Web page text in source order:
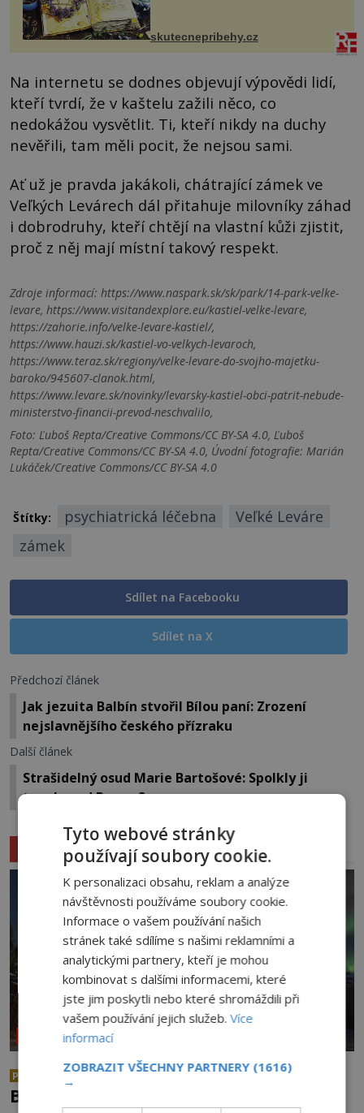
na chalupě se pro mě vlastní vinou
změnil v děsivý zážitek, na kt...
skutecnepribehy.cz
Na internetu se dodnes objevují výpovědi lidí,
kteří tvrdí, že v kaštelu zažili něco, co
nedokážou vysvětlit. Ti, kteří nikdy na duchy
nevěřili, tam měli pocit, že nejsou sami.
Ať už je pravda jakákoli, chátrající zámek ve
Veľkých Levárech dál přitahuje milovníky záhad
i dobrodruhy, kteří chtějí na vlastní kůži zjistit,
proč z něj mají místní takový respekt.
Zdroje informací: https://www.naspark.sk/sk/park/14-park-velke-
levare, https://www.visitandexplore.eu/kastiel-velke-levare,
https://zahorie.info/velke-levare-kastiel/,
https://www.hauzi.sk/kastiel-vo-velkych-levaroch,
https://www.teraz.sk/regiony/velke-levare-do-svojho-majetku-
baroko/945607-clanok.html,
https://www.levare.sk/novinky/levarsky-kastiel-obci-patrit-nebude-
ministerstvo-financii-prevod-neschvalilo,
Foto: Ľuboš Repta/Creative Commons/CC BY-SA 4.0, Ľuboš
Repta/Creative Commons/CC BY-SA 4.0, Úvodní fotografie: Marián
Lukáček/Creative Commons/CC BY-SA 4.0
Štítky: psychiatrická léčebna
Veľké Leváre
zámek
Sdílet na Facebooku
Sdílet na X
Předchozí článek
Jak jezuita Balbín stvořil Bílou paní: Zrození
nejslavnějšího českého přízraku
Další článek
Strašidelný osud Marie Bartošové: Spolkly ji
tunely pod Brnem?
Související články
NEOBJASNĚNÉ UDÁLOSTI
PREMIUM
Co se všechno semlelo poblíž
Bridgewateru? UFO na obloze, monstra
Tyto webové stránky
používají soubory cookie.
K personalizaci obsahu, reklam a analýze
návštěvnosti používáme soubory cookie.
Informace o vašem používání našich
stránek také sdílíme s našimi reklamními a
analytickými partnery, kteří je mohou
kombinovat s dalšími informacemi, které
jste jim poskytli nebo které shromáždili při
vašem používání jejich služeb.Více
informací
ZOBRAZIT VŠECHNY PARTNERY (1616)
→